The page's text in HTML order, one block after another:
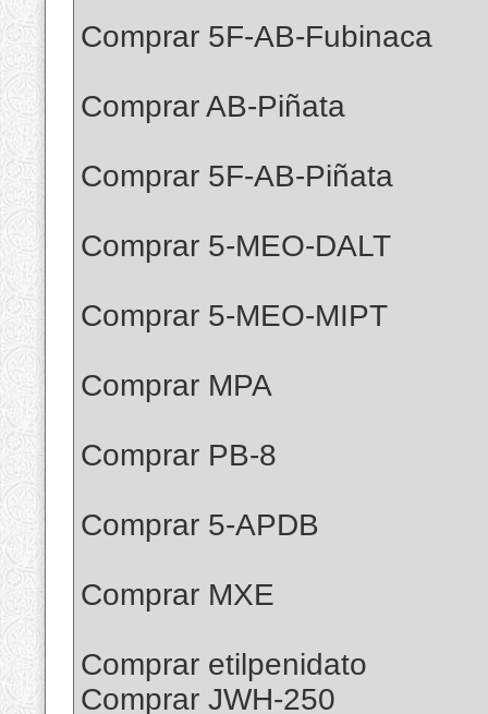
Comprar 5F-AB-Fubinaca
Comprar AB-Piñata
Comprar 5F-AB-Piñata
Comprar 5-MEO-DALT
Comprar 5-MEO-MIPT
Comprar MPA
Comprar PB-8
Comprar 5-APDB
Comprar MXE
Comprar etilpenidato
Comprar JWH-250